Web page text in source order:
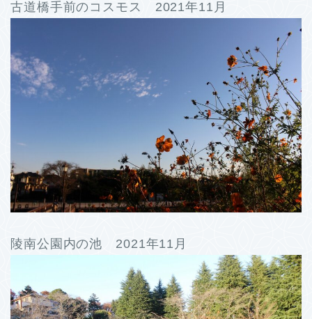
古道橋手前のコスモス 2021年11月
陵南公園内の池 2021年11月